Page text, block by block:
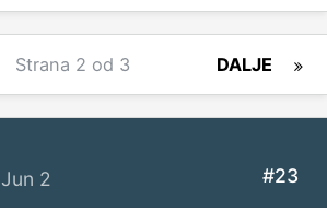
DALJE
Strana 2 od 3
Jun 2 #23